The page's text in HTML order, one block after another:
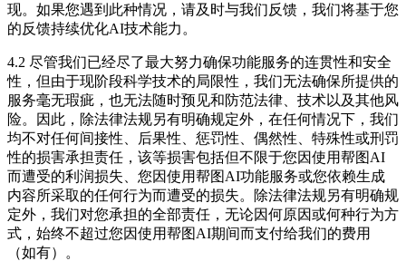
现。如果您遇到此种情况，请及时与我们反馈，我们将基于您
的反馈持续优化AI技术能力。
4.2 尽管我们已经尽了最大努力确保功能服务的连贯性和安全
性，但由于现阶段科学技术的局限性，我们无法确保所提供的
服务毫无瑕疵，也无法随时预见和防范法律、技术以及其他风
险。因此，除法律法规另有明确规定外，在任何情况下，我们
均不对任何间接性、后果性、惩罚性、偶然性、特殊性或刑罚
性的损害承担责任，该等损害包括但不限于您因使用帮图AI
而遭受的利润损失、您因使用帮图AI功能服务或您依赖生成
内容所采取的任何行为而遭受的损失。除法律法规另有明确规
定外，我们对您承担的全部责任，无论因何原因或何种行为方
式，始终不超过您因使用帮图AI期间而支付给我们的费用
（如有）。